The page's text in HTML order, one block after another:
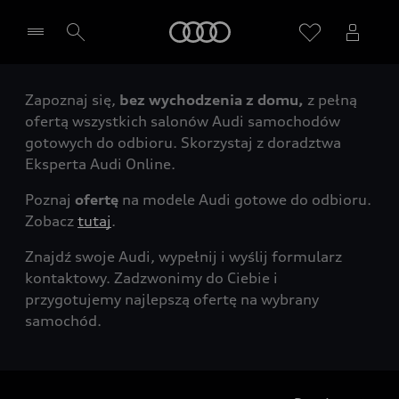
Wybierz Twojego Partnera Audi
Zapoznaj się, bez wychodzenia z domu, z pełną
ofertą wszystkich salonów Audi samochodów
gotowych do odbioru. Skorzystaj z doradztwa
Eksperta Audi Online.
Poznaj ofertę na modele Audi gotowe do odbioru.
Zobacz tutaj.
Znajdź swoje Audi, wypełnij i wyślij formularz
kontaktowy. Zadzwonimy do Ciebie i
przygotujemy najlepszą ofertę na wybrany
samochód.